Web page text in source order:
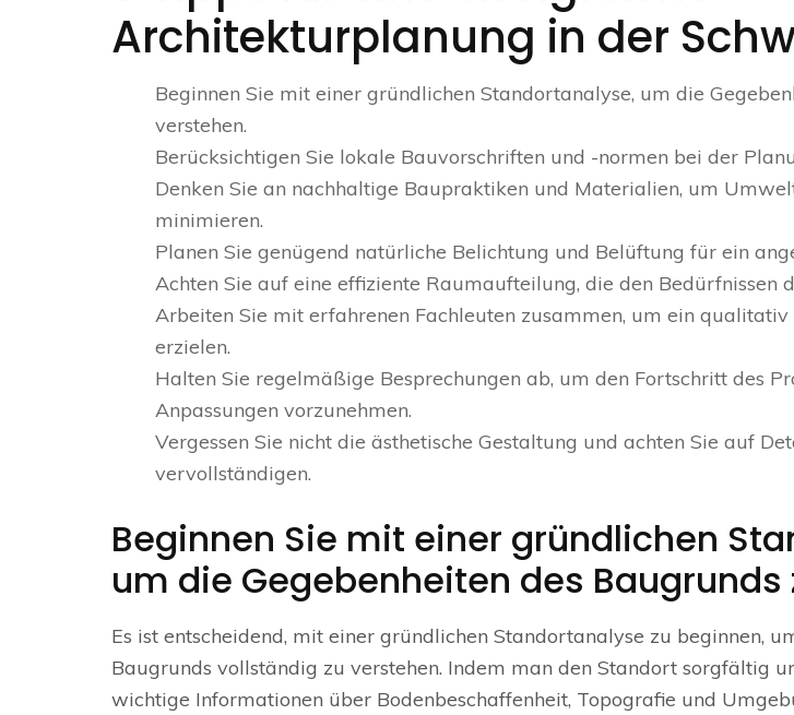
Architekturplanung in der
Beginnen Sie mit einer gründlichen Standortanalyse, um die
verstehen.
Berücksichtigen Sie lokale Bauvorschriften und -normen bei der
Denken Sie an nachhaltige Baupraktiken und Materialien, um
minimieren.
Planen Sie genügend natürliche Belichtung und Belüftung für ein
Achten Sie auf eine effiziente Raumaufteilung, die den Bedürfnissen
Arbeiten Sie mit erfahrenen Fachleuten zusammen, um ein
erzielen.
Halten Sie regelmäßige Besprechungen ab, um den Fortschritt des
Anpassungen vorzunehmen.
Vergessen Sie nicht die ästhetische Gestaltung und achten Sie auf
vervollständigen.
Beginnen Sie mit einer gründlichen
um die Gegebenheiten des Baugrunds
Es ist entscheidend, mit einer gründlichen Standortanalyse zu beginnen,
Baugrunds vollständig zu verstehen. Indem man den Standort sorgfältig
wichtige Informationen über Bodenbeschaffenheit, Topografie und